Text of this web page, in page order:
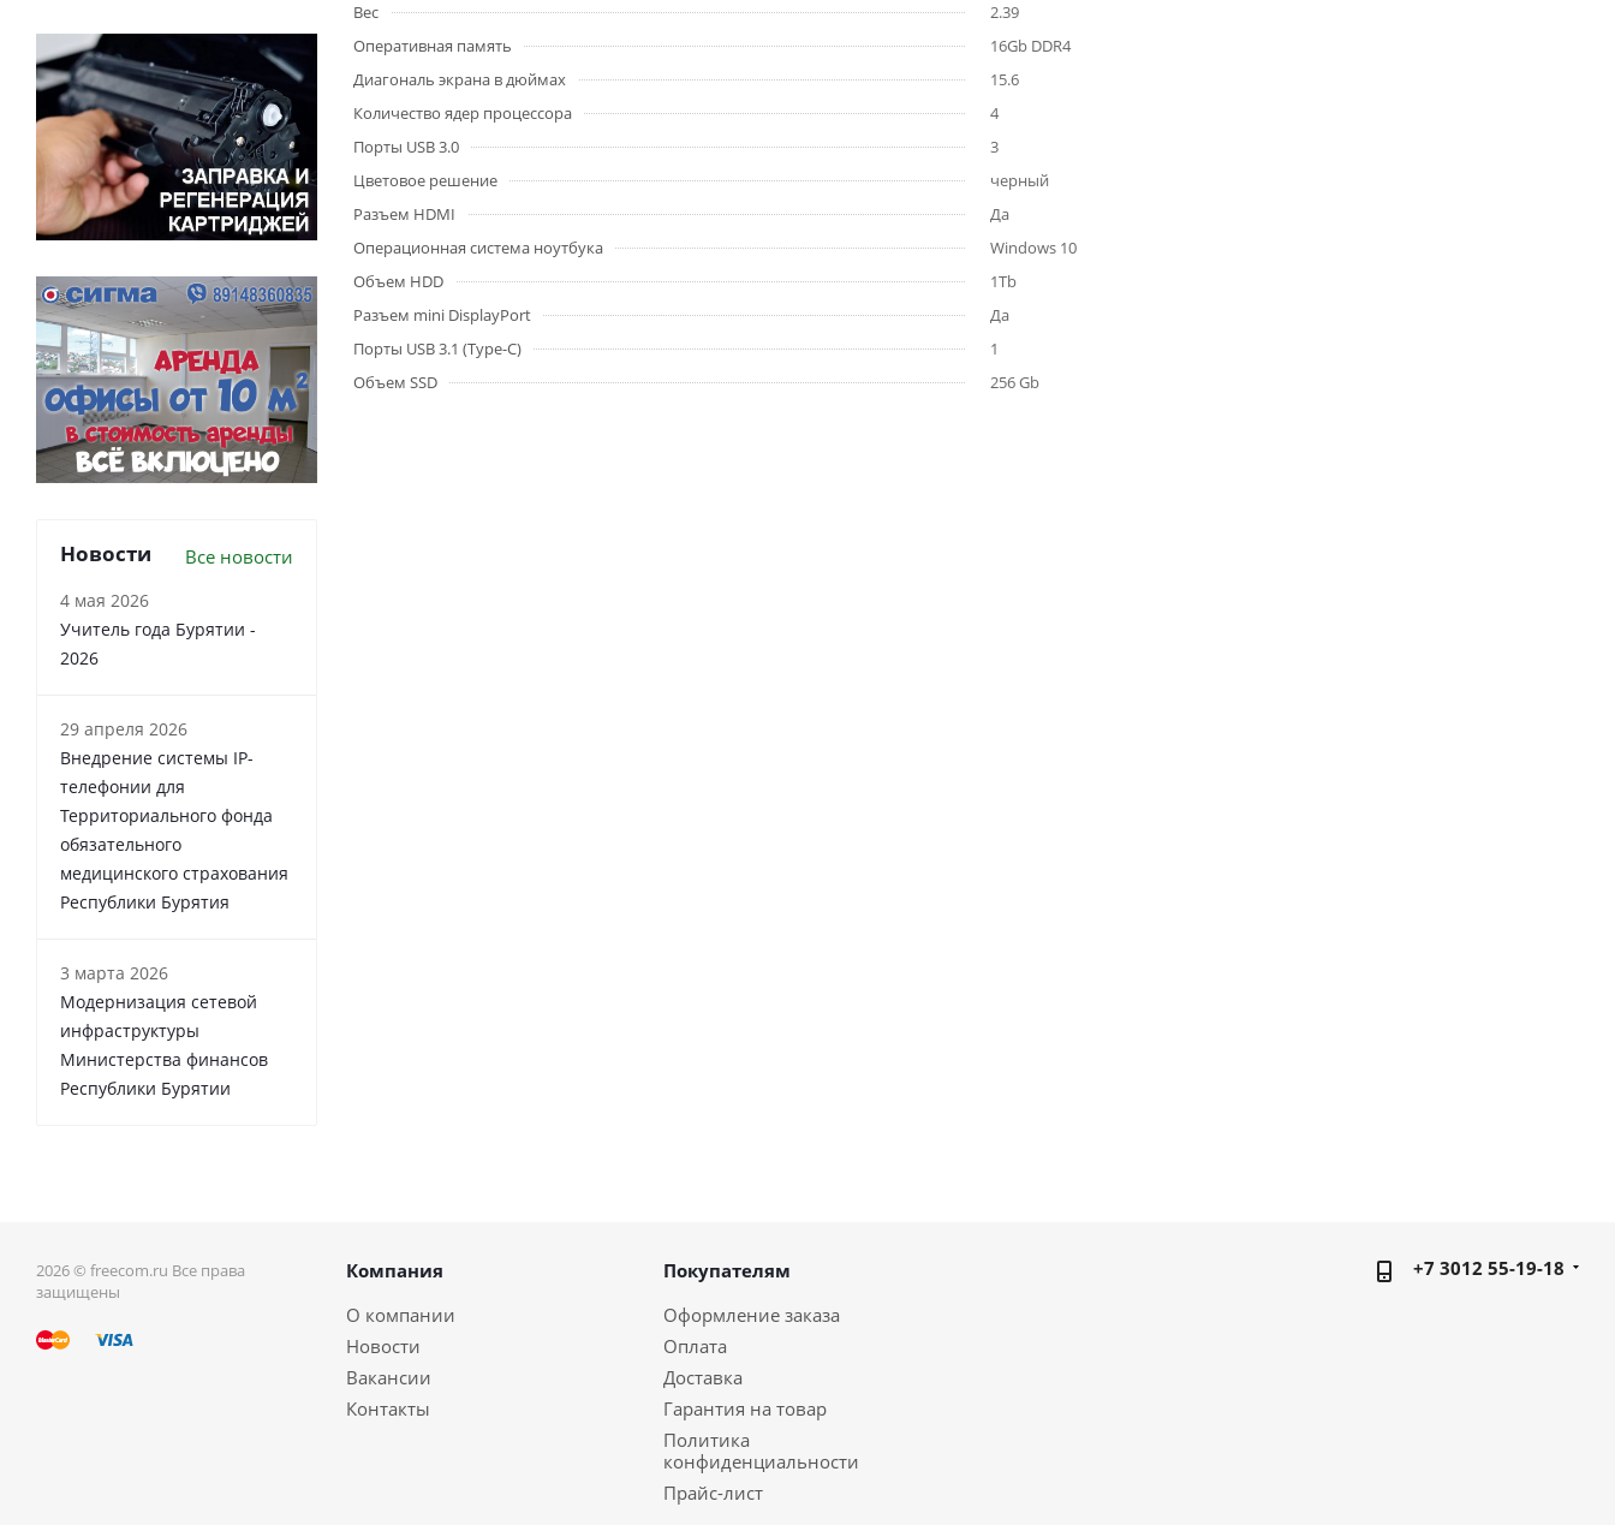
Вес
2.39
Оперативная память
16Gb DDR4
Диагональ экрана в дюймах
15.6
Количество ядер процессора
4
Порты USB 3.0
3
Цветовое решение
черный
Разъем HDMI
Да
Операционная система ноутбука
Windows 10
Объем HDD
1Tb
Разъем mini DisplayPort
Да
Порты USB 3.1 (Type-C)
1
Объем SSD
256 Gb
Новости Все новости
4 мая 2026
Учитель года Бурятии -
2026
29 апреля 2026
Внедрение системы IP-
телефонии для
Территориального фонда
обязательного
медицинского страхования
Республики Бурятия
3 марта 2026
Модернизация сетевой
инфраструктуры
Министерства финансов
Республики Бурятии
2026 © freecom.ru Все права
защищены
Компания
О компании
Новости
Вакансии
Контакты
Покупателям
Оформление заказа
Оплата
Доставка
Гарантия на товар
Политика
конфиденциальности
Прайс-лист
+7 3012 55-19-18